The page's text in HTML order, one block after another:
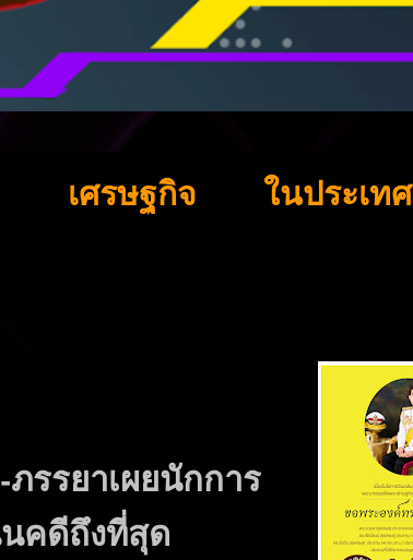
เศรษฐกิจ ในประเทศ
รรยาเผยนักการ
คดีถึงที่สุด